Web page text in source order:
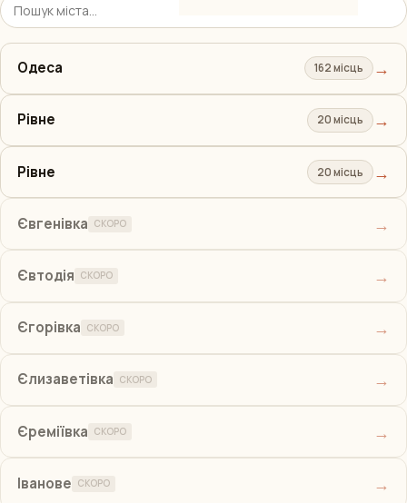
Одеса 162 місць →
Рівне 20 місць →
Рівне 20 місць →
Євгенівка СКОРО →
Євтодія СКОРО →
Єгорівка СКОРО →
Єлизаветівка СКОРО →
Єреміївка СКОРО →
Іванове СКОРО →